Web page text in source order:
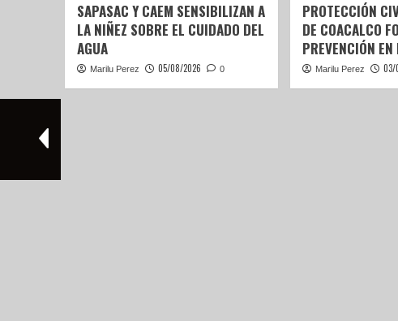
SAPASAC Y CAEM SENSIBILIZAN A
LA NIÑEZ SOBRE EL CUIDADO DEL
AGUA
Marilu Perez 05/08/2026 0
PROTECCIÓN
DE COACALCO
PREVENCIÓN
Marilu Perez 03/